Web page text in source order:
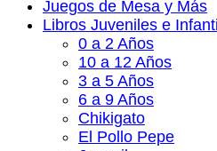
Juegos de Mesa y Más
Libros Juveniles e
0 a 2 Años
10 a 12 Años
3 a 5 Años
6 a 9 Años
Chikigato
El Pollo Pepe